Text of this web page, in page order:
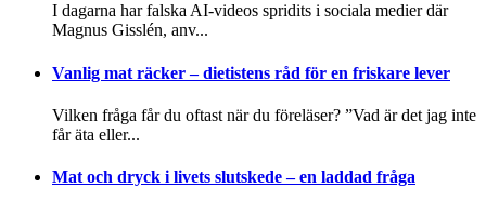
I dagarna har falska AI-videos spridits i sociala medier där
Magnus Gisslén, anv...
Vanlig mat räcker – dietistens råd för en friskare lever
Vilken fråga får du oftast när du föreläser? ”Vad är det jag inte
får äta eller...
Mat och dryck i livets slutskede – en laddad fråga